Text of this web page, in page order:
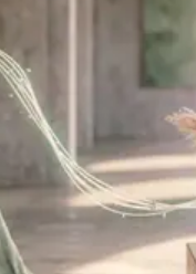
de Pinterest las
Streamers de study-
encaja en
lo-fi o chill.